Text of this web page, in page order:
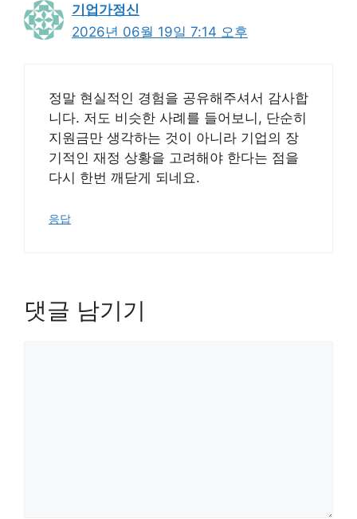
기업가정신
2026년 06월 19일 7:14 오후
정말 현실적인 경험을 공유해주셔서 감사합
니다. 저도 비슷한 사례를 들어보니, 단순히
지원금만 생각하는 것이 아니라 기업의 장
기적인 재정 상황을 고려해야 한다는 점을
다시 한번 깨닫게 되네요.
응답
댓글 남기기